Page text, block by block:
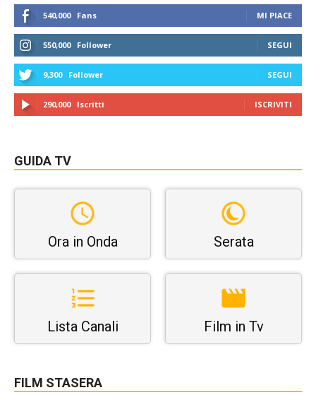
540,000 Fans MI PIACE
550,000 Follower SEGUI
9,300 Follower SEGUI
290,000 Iscritti ISCRIVITI
GUIDA TV
Ora in Onda Serata
Lista Canali Film in Tv
FILM STASERA